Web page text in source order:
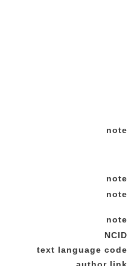
note
note
note
note
NCID
text language code